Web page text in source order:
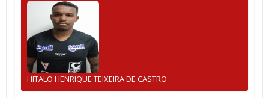
HITALO HENRIQUE TEIXEIRA DE CASTRO